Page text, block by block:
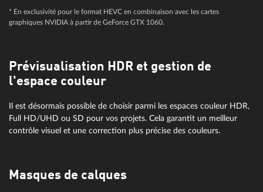
* En exclusivité pour le format HEVC en combinaison avec les cartes
graphiques NVIDIA à partir de GeForce GTX 1060.
Prévisualisation HDR et gestion de
l'espace couleur
Il est désormais possible de choisir parmi les espaces couleur HDR,
Full HD/UHD ou SD pour vos projets. Cela garantit un meilleur
contrôle visuel et une correction plus précise des couleurs.
Masques de calques